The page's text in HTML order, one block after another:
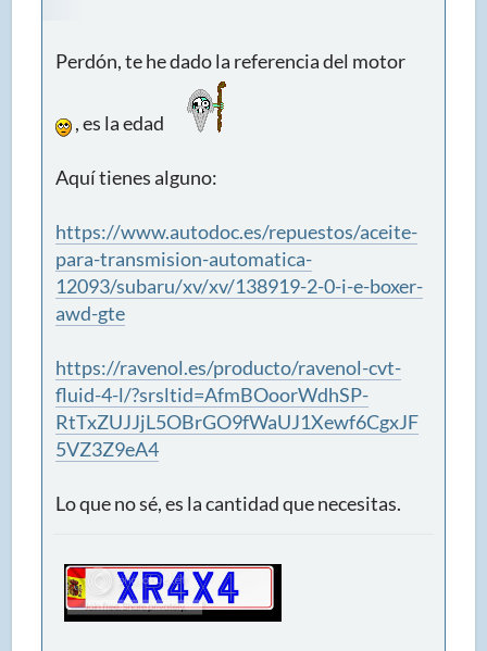
Perdón, te he dado la referencia del motor
, es la edad
Aquí tienes alguno:
https://www.autodoc.es/repuestos/aceite-
para-transmision-automatica-
12093/subaru/xv/xv/138919-2-0-i-e-boxer-
awd-gte
https://ravenol.es/producto/ravenol-cvt-
fluid-4-l/?srsltid=AfmBOoorWdhSP-
RtTxZUJJjL5OBrGO9fWaUJ1Xewf6CgxJF
5VZ3Z9eA4
Lo que no sé, es la cantidad que necesitas.